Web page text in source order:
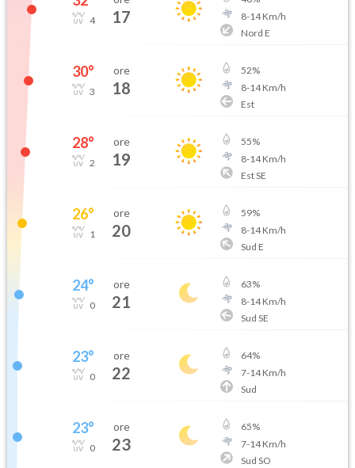
4 17
8-14Km/h
Nord E
30°
3
ore
18
52%
8-14Km/h
Est
28°
2
ore
19
55%
8-14Km/h
Est SE
26°
1
ore
20
59%
8-14Km/h
Sud E
24°
0
ore
21
63%
8-14Km/h
Sud SE
23°
0
ore
22
64%
7-14Km/h
Sud
23°
0
ore
23
65%
7-14Km/h
Sud SO